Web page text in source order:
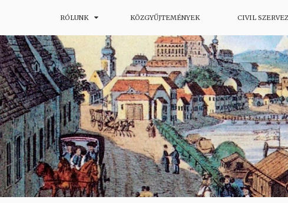
content
RÓLUNK KÖZGYŰJTEMÉNYEK CIVIL
Budapesti Honismereti Társaság
Budapesti Helytörténeti Portál